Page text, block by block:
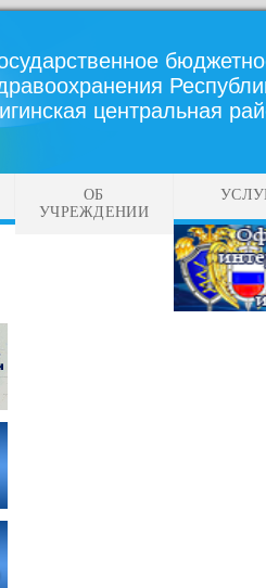
центральная
ОБ
УЧРЕЖДЕНИИ